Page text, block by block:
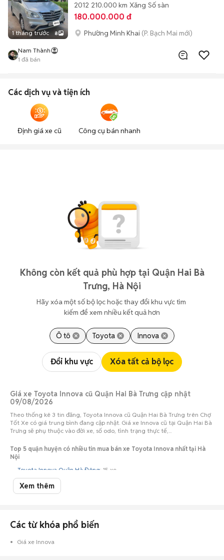
1 tháng trước 8
2012 210.000 km Xăng Số sàn
180.000.000 đ
Phường Minh Khai (P. Bạch Mai mới)
Nam Thành
1 đã bán
Các dịch vụ và tiện ích
Định giá xe cũ Công cụ bán nhanh
Không còn kết quả phù hợp tại Quận Hai Bà
Trưng, Hà Nội
Hãy xóa một số bộ lọc hoặc thay đổi khu vực tìm
kiếm để xem nhiều kết quả hơn
Ô tô Toyota Innova
Đổi khu vực Xóa tất cả bộ lọc
Giá xe Toyota Innova cũ Quận Hai Bà Trưng cập nhật
09/08/2026
Theo thống kê 3 tin đăng, Toyota Innova cũ Quận Hai Bà Trưng trên Chợ
Tốt Xe có giá trung bình đang cập nhật. Giá xe Innova cũ tại Quận Hai Bà
Trưng sẽ phụ thuộc vào đời xe, số odo, tình trạng thực tế,...
Top 5 quận huyện có nhiều tin mua bán xe Toyota Innova nhất tại Hà
Nội
Toyota Innova Quận Hà Đông: 15 xe
Toyota Innova Huyện Sóc Sơn
Toyota Innova Quận Hoàng Mai
Toyota Innova Quận Nam Từ Liêm
Top 5 xe Toyota Innova theo năm có nhiều tin mua bán nhất tại Hà Nội
Xem thêm
Các từ khóa phổ biến
Giá xe Innova